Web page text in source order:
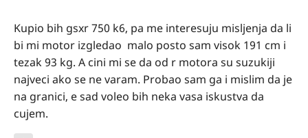
Kupio bih gsxr 750 k6, pa me interesuju misljenja da li
bi mi motor izgledao malo posto sam visok 191 cm i
tezak 93 kg. A cini mi se da od r motora su suzukiji
najveci ako se ne varam. Probao sam ga i mislim da je
na granici, e sad voleo bih neka vasa iskustva da
cujem.